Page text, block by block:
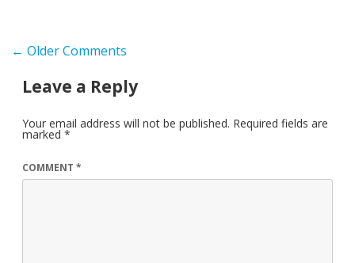
Comment
← Older Comments
Leave a Reply
Your email address will not be published. Required fields are
marked *
COMMENT *